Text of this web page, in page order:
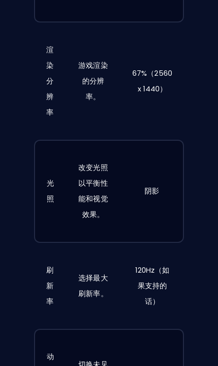
渲
染
分
辨
率
游戏渲染
的分辨
率。
67%（2560
x 1440）
光
照
改变光照
以平衡性
能和视觉
效果。
阴影
刷
新
率
选择最大
刷新率。
120Hz（如
果支持的
话）
动